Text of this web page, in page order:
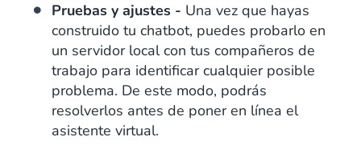
Pruebas y ajustes - Una vez que hayas
construido tu chatbot, puedes probarlo en
un servidor local con tus compañeros de
trabajo para identificar cualquier posible
problema. De este modo, podrás
resolverlos antes de poner en línea el
asistente virtual.